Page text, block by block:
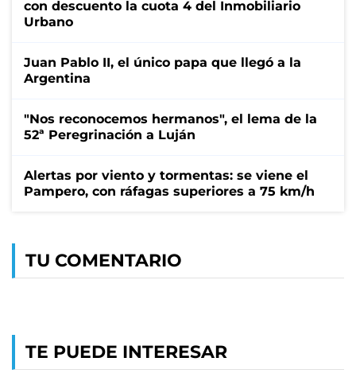
con descuento la cuota 4 del Inmobiliario
Urbano
Juan Pablo II, el único papa que llegó a la
Argentina
"Nos reconocemos hermanos", el lema de la
52ª Peregrinación a Luján
Alertas por viento y tormentas: se viene el
Pampero, con ráfagas superiores a 75 km/h
TU COMENTARIO
TE PUEDE INTERESAR